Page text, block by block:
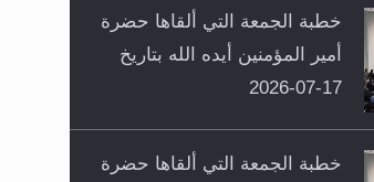
خطبة الجمعة التي ألقاها حضرة
أمير المؤمنين أيده الله بتاريخ
17-07-2026
خطبة الجمعة التي ألقاها حضرة